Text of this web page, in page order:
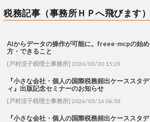
税務記事（事務所ＨＰへ飛びます）
AIからデータの操作が可能に。freee-mcpの始め
方・できること
[戸村涼子税理士事務所] 2026/03/30 15:29
『小さな会社・個人の国際税務頻出ケーススタデ
ィ』出版記念セミナーのお知らせ
[戸村涼子税理士事務所] 2026/03/16 06:58
『小さな会社・個人の国際税務頻出ケーススタデ